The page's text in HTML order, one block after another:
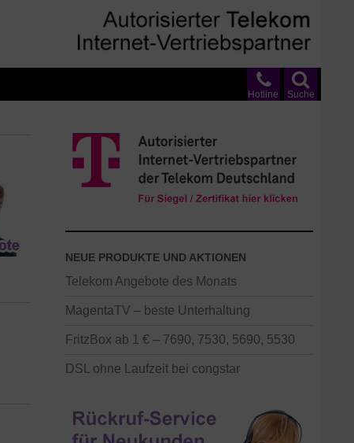
Suche
Hotline
NEUE PRODUKTE UND AKTIONEN
Telekom Angebote des Monats
MagentaTV – beste Unterhaltung
FritzBox ab 1 € – 7690, 7530, 5690, 5530
DSL ohne Laufzeit bei congstar